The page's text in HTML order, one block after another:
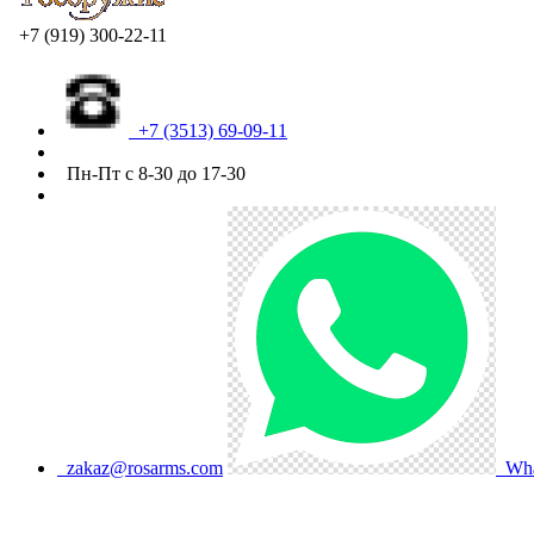
+7 (919) 300-22-11
+7 (3513) 69-09-11
Пн-Пт с 8-30 до 17-30
zakaz@rosarms.com